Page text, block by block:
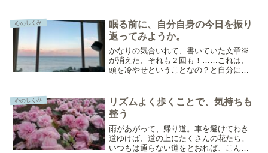
ろ。たまごも牛乳も、どのスーパーで買
っても同じだけれど、これ...
心のしくみ
眠る前に、自分自身の今日を振り
返ってみようか。
かなりの気合いれて、書いていた文章※
が消えた、それも２回も！……これは、
頭を冷やせということなの？と自分に言
金曜夜＠東京/オンライン「あなたの本当
の望みは何ですか？...
心のしくみ
リズムよく歩くことで、気持ちも
整う
雨があがって、帰り道。車を避けてわき
道ゆけば、道の上にたくさんの花たち。
いつもは通らない道をとおれば、こんな